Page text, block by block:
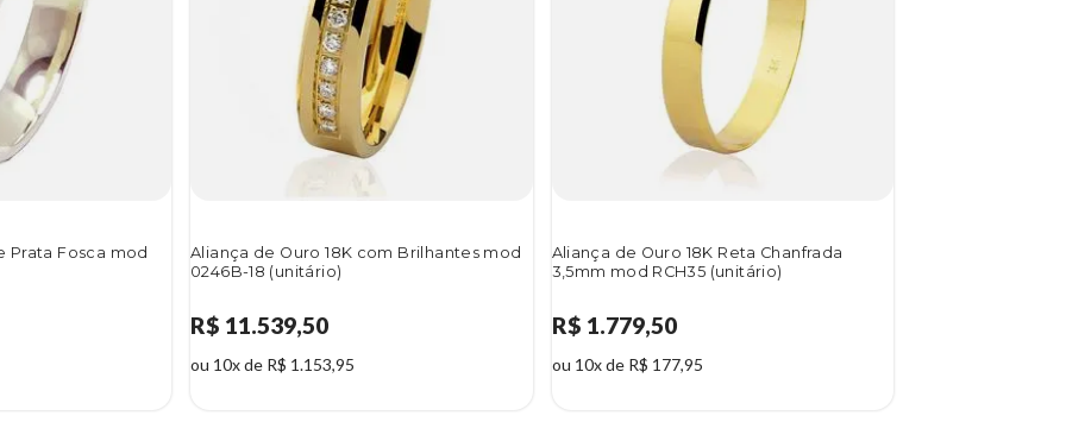
Prata Fosca mod
Aliança de Ouro 18K com Brilhantes mod
0246B-18 (unitário)
R$ 11.539,50
ou 10x de R$ 1.153,95
Aliança de Ouro 18K Reta Chanfrada
3,5mm mod RCH35 (unitário)
R$ 1.779,50
ou 10x de R$ 177,95